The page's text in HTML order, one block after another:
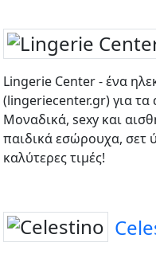
Lingerie Center - ένα
(lingeriecenter.gr) για
Μοναδικά, sexy και
παιδικά εσώρουχα, σετ
καλύτερες τιμές!